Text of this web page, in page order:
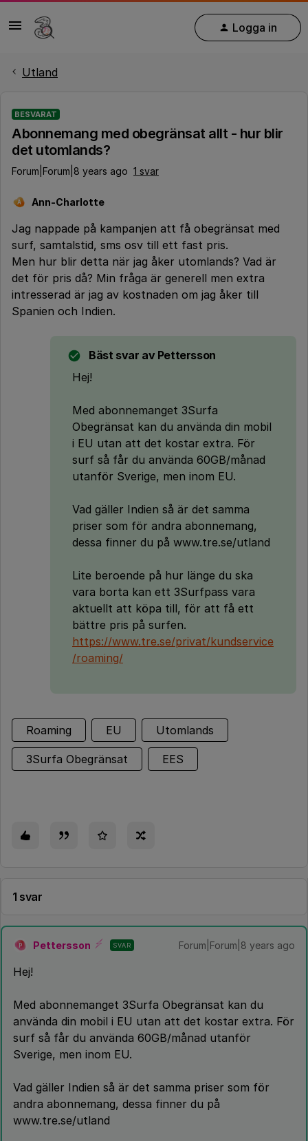
Logga in
Utland
BESVARAT
Abonnemang med obegränsat allt - hur blir
det utomlands?
Forum|Forum|8 years ago 1 svar
A Ann-Charlotte
Jag nappade på kampanjen att få obegränsat med
surf, samtalstid, sms osv till ett fast pris.
Men hur blir detta när jag åker utomlands? Vad är
det för pris då? Min fråga är generell men extra
intresserad är jag av kostnaden om jag åker till
Spanien och Indien.
Bäst svar av Pettersson
Hej!
Med abonnemanget 3Surfa
Obegränsat kan du använda din mobil
i EU utan att det kostar extra. För
surf så får du använda 60GB/månad
utanför Sverige, men inom EU.
Vad gäller Indien så är det samma
priser som för andra abonnemang,
dessa finner du på www.tre.se/utland
Lite beroende på hur länge du ska
vara borta kan ett 3Surfpass vara
aktuellt att köpa till, för att få ett
bättre pris på surfen.
https://www.tre.se/privat/kundservice
/roaming/
Roaming EU Utomlands
3Surfa Obegränsat EES
1 svar
P Pettersson SVAR Forum|Forum|8 years ago
Hej!
Med abonnemanget 3Surfa Obegränsat kan du
använda din mobil i EU utan att det kostar extra. För
surf så får du använda 60GB/månad utanför
Sverige, men inom EU.
Vad gäller Indien så är det samma priser som för
andra abonnemang, dessa finner du på
www.tre.se/utland